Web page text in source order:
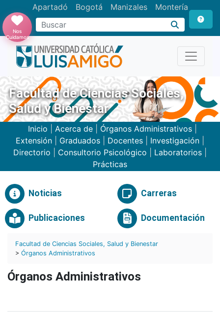
Apartadó Bogotá Manizales Montería
Buscar
Nos
Cuidamos
Facultad de Ciencias Sociales,
Salud y Bienestar
Inicio Acerca de Órganos Administrativos
Extensión
Graduados Docentes Investigación
Directorio
Consultorio Psicológico Laboratorios
Prácticas
Noticias Carreras
Publicaciones Documentación
Facultad de Ciencias Sociales, Salud y Bienestar
> Órganos Administrativos
Órganos Administrativos